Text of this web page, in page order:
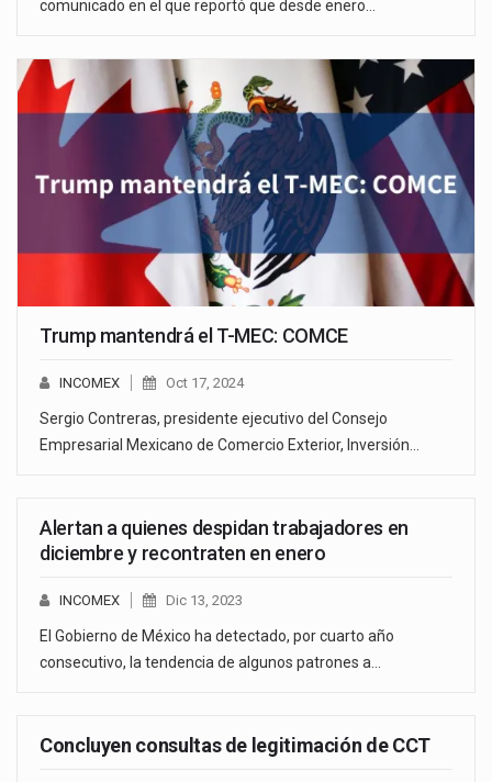
comunicado en el que reportó que desde enero…
Trump mantendrá el T-MEC: COMCE
INCOMEX Oct 17, 2024
Sergio Contreras, presidente ejecutivo del Consejo
Empresarial Mexicano de Comercio Exterior, Inversión…
Alertan a quienes despidan trabajadores en
diciembre y recontraten en enero
INCOMEX Dic 13, 2023
El Gobierno de México ha detectado, por cuarto año
consecutivo, la tendencia de algunos patrones a…
Concluyen consultas de legitimación de CCT